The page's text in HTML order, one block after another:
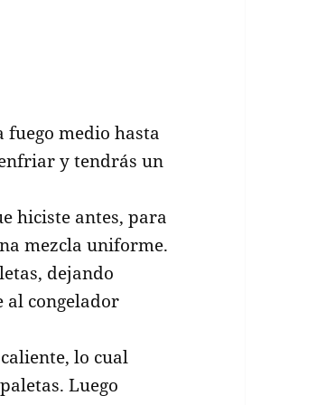
fuego medio hasta
y tendrás un
hiciste antes, para
mezcla uniforme.
dejando
al congelador
lo cual
Luego